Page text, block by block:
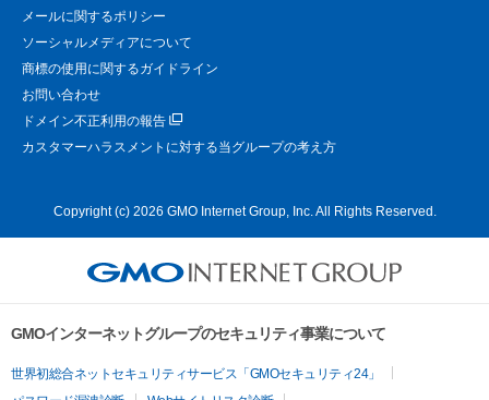
メールに関するポリシー
ソーシャルメディアについて
商標の使用に関するガイドライン
お問い合わせ
ドメイン不正利用の報告
カスタマーハラスメントに対する当グループの考え方
Copyright (c) 2026 GMO Internet Group, Inc. All Rights Reserved.
GMOインターネットグループのセキュリティ事業について
世界初総合ネットセキュリティサービス「GMOセキュリティ24」